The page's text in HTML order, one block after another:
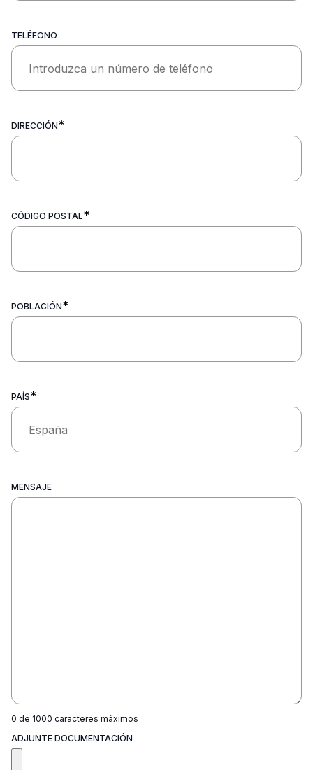
TELÉFONO
DIRECCIÓN*
CÓDIGO POSTAL*
POBLACIÓN*
PAÍS*
MENSAJE
0 de 1000 caracteres máximos
ADJUNTE DOCUMENTACIÓN